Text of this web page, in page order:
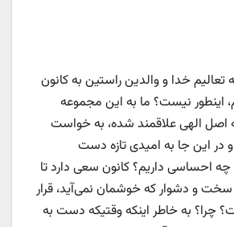
تعالیم خدا و والدین راستین به کانون
اینطور نیست؟ ما به این مجموعه
اصل الهی علاقمند شده، به خواست
در این جا به امیدی تازه دست
چه احساسی داریم؟ کانون سعی دارد تا
سخت و دشوار که خوشمان نمی‌آید، قرار
چرا؟ به خاطر اینکه وقتیکه دست به